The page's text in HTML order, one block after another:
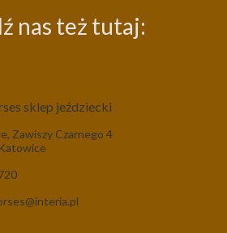
nas też tutaj:
sklep jeździecki
Zawiszy Czarnego 4